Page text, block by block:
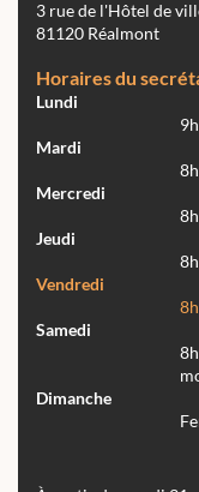
3 rue de l'Hôtel de
81120 Réalmont
Horaires du
Lundi
Mardi
Mercredi
Jeudi
Vendredi
Samedi
Dimanche